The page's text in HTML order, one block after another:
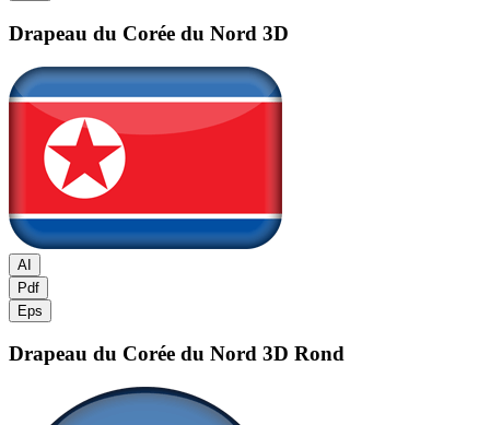
Drapeau du Corée du Nord 3D
AI
Pdf
Eps
Drapeau du Corée du Nord 3D Rond